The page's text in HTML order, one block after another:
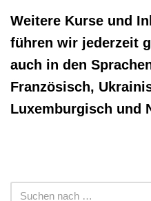
Weitere Kurse und
führen wir jederzeit
auch in den
Französisch,
Luxemburgisch und